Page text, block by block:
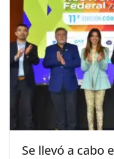
Se llevó a cabo